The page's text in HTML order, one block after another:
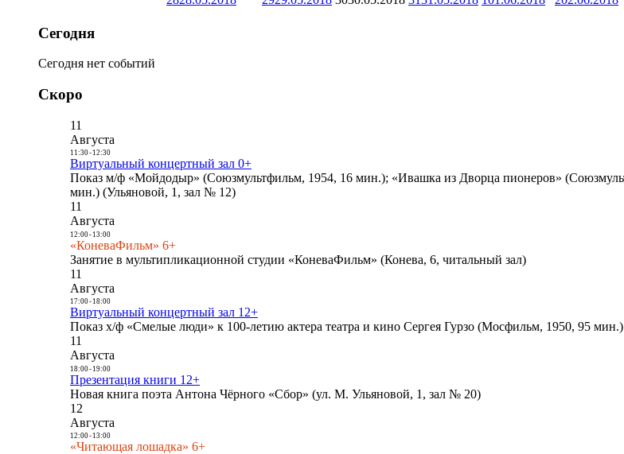
Сегодня
Сегодня нет событий
Скоро
11
Августа
11:30- 12:30
Виртуальный концертный зал 0+
Показ м/ф «Мойдодыр» (Союзмультфильм, 1954, 16 мин.); «Ивашка из Дворца пионеров»
мин.) (Ульяновой, 1, зал № 12)
11
Августа
12:00- 13:00
«КоневаФильм» 6+
Занятие в мультипликационной студии «КоневаФильм» (Конева, 6, читальный зал)
11
Августа
17:00- 18:00
Виртуальный концертный зал 12+
Показ х/ф «Смелые люди» к 100-летию актера театра и кино Сергея Гурзо (Мосфильм, 1950, 95
11
Августа
18:00- 19:00
Презентация книги 12+
Новая книга поэта Антона Чёрного «Сбор» (ул. М. Ульяновой, 1, зал № 20)
12
Августа
12:00- 13:00
«Читающая лошадка» 6+